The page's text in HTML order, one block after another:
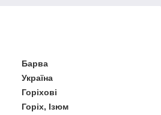
Барва
Україна
Горіхові
Горіх, Ізюм